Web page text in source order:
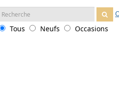
Recherche
Tous
Neufs Occasions